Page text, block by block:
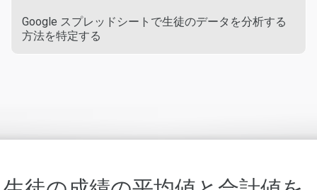
Google スプレッドシートで生徒のデータを分析する
方法を特定する